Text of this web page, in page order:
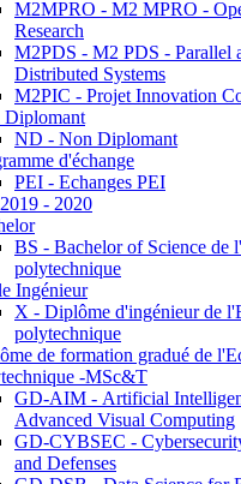
M2MPRO - M2 MPRO -
Research
M2PDS - M2 PDS - Parallel
Distributed Systems
M2PIC - Projet Innovation
Diplomant
ND - Non Diplomant
d'échange
PEI - Echanges PEI
- 2020
BS - Bachelor of Science de
polytechnique
Ingénieur
X - Diplôme d'ingénieur de
polytechnique
de formation gradué de
-MSc&T
GD-AIM - Artificial
Advanced Visual Computing
GD-CYBSEC -
and Defenses